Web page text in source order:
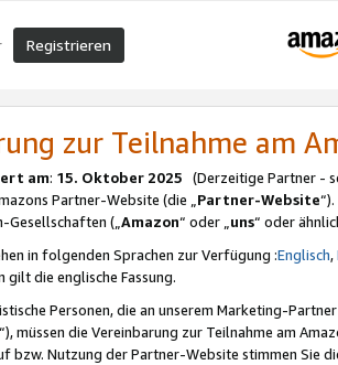
Registrieren
zur Teilnahme am
am: 15. Oktober 2025 (Derzeitige Partner -
Partner-Website (die „Partner-Website
Gesellschaften („Amazon“ oder „uns“ oder
in folgenden Sprachen zur Verfügung :Englisch,
gilt die englische Fassung.
Personen, die an unserem Marketing-
“), müssen die Vereinbarung zur Teilnahme am
bzw. Nutzung der Partner-Website stimmen Sie